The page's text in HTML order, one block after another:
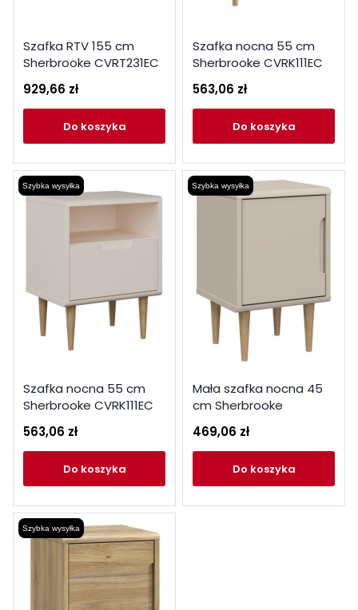
Szafka RTV 155 cm
Sherbrooke CVRT231EC
929,66 zł
do koszyka
Szafka nocna 55 cm
Sherbrooke CVRK111EC
563,06 zł
do koszyka
Szybka wysyłka
Szafka nocna 55 cm
Sherbrooke CVRK111EC
563,06 zł
do koszyka
Szybka wysyłka
Mała szafka nocna 45
cm Sherbrooke
469,06 zł
do koszyka
Szybka wysyłka